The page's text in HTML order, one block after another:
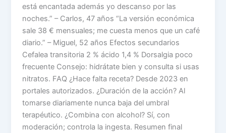
está encantada además yo descanso por las
noches.” – Carlos, 47 años “La versión económica
sale 38 € mensuales; me cuesta menos que un café
diario.” – Miguel, 52 años Efectos secundarios
Cefalea transitoria 2 % ácido 1,4 % Dorsalgia poco
frecuente Consejo: hidrátate bien y consulta si usas
nitratos. FAQ ¿Hace falta receta? Desde 2023 en
portales autorizados. ¿Duración de la acción? Al
tomarse diariamente nunca baja del umbral
terapéutico. ¿Combina con alcohol? Sí, con
moderación; controla la ingesta. Resumen final